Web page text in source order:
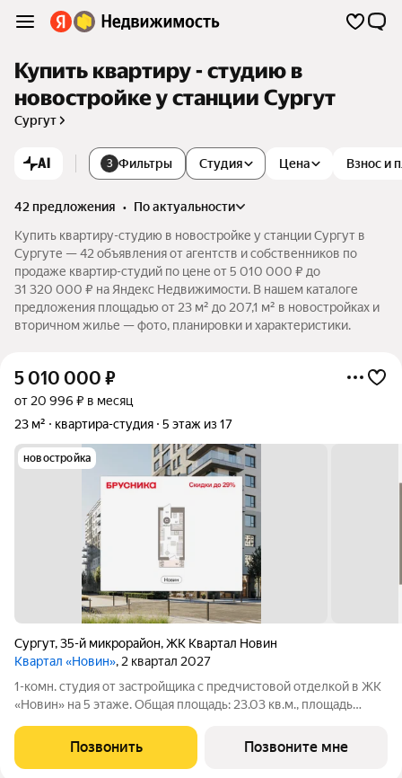
Купить квартиру - студию в
новостройке у станции Сургут
Сургут
AI 3 Фильтры Цена Взнос и
Студия
42 предложения •
по актуальности
Купить квартиру-студию в новостройке у станции Сургут в
Сургуте — 42 объявления от агентств и собственников по
продаже квартир-студий по цене от 5 010 000 ₽ до
31 320 000 ₽ на Яндекс Недвижимости. В нашем каталоге
предложения площадью от 23 м² до 207,1 м² в новостройках и
вторичном жилье — фото, планировки и характеристики.
5 010 000 ₽
от 20 996 ₽ в месяц
23 м²
квартира-студия 5 этаж из 17
новостройка
Сургут,35-й микрорайон,ЖК Квартал Новин
Квартал «Новин», 2 квартал 2027
1-комн. студия от застройщика с предчистовой отделкой в ЖК
«Новин» на 5 этаже. Общая площадь: 23.03 кв.м., площадь
кухонную зону. Все окна выходят на одну сторону. В квартире
один балкон, один
Позвонить Позвоните мне